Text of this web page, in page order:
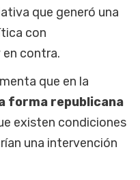
que generó una
con
contra.
que en la
forma republicana
existen condiciones
una intervención